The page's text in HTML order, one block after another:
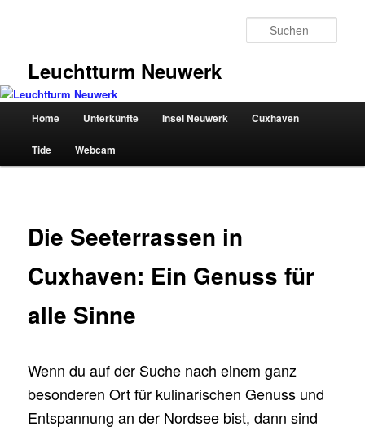
Leuchtturm Neuwerk
Hauptmenü
Home Unterkünfte Insel Neuwerk Cuxhaven
Tide Webcam
Die Seeterrassen in
Cuxhaven: Ein Genuss für
alle Sinne
Wenn du auf der Suche nach einem ganz
besonderen Ort für kulinarischen Genuss und
Entspannung an der Nordsee bist, dann sind